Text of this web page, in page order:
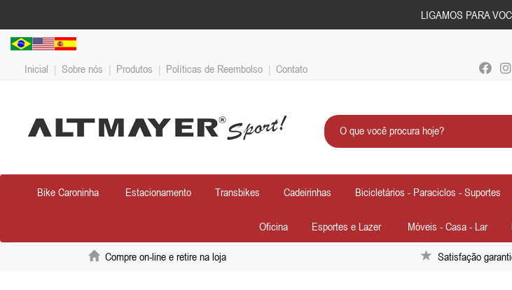
LIGAMOS PARA
Inicial | Sobre nós | Produtos | Políticas de Reembolso | Contato
Bike Caroninha Estacionamento Transbikes Cadeirinhas Bicicletários - Paraciclos - Suportes
Oficina Esportes e Lazer Móveis - Casa - Lar
Compre on-line e retire na loja Satisfação